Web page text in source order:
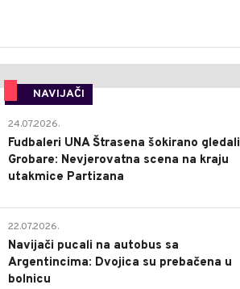
NAVIJAČI
24.07.2026.
Fudbaleri UNA Štrasena šokirano gledali
Grobare: Nevjerovatna scena na kraju
utakmice Partizana
22.07.2026.
Navijači pucali na autobus sa
Argentincima: Dvojica su prebačena u
bolnicu